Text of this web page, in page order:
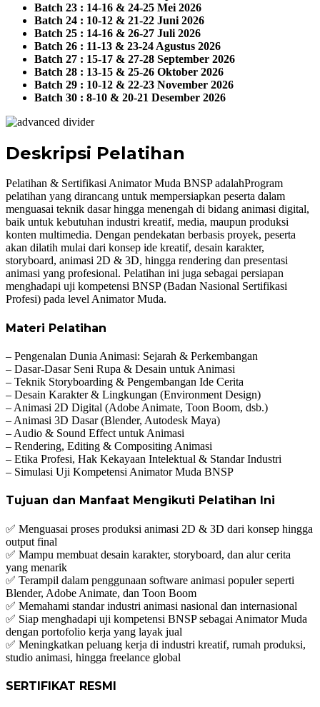
Batch 23 : 14-16 & 24-25 Mei 2026
Batch 24 : 10-12 & 21-22 Juni 2026
Batch 25 : 14-16 & 26-27 Juli 2026
Batch 26 : 11-13 & 23-24 Agustus 2026
Batch 27 : 15-17 & 27-28 September 2026
Batch 28 : 13-15 & 25-26 Oktober 2026
Batch 29 : 10-12 & 22-23 November 2026
Batch 30 : 8-10 & 20-21 Desember 2026
Deskripsi Pelatihan
Pelatihan & Sertifikasi Animator Muda BNSP adalahProgram
pelatihan yang dirancang untuk mempersiapkan peserta dalam
menguasai teknik dasar hingga menengah di bidang animasi digital,
baik untuk kebutuhan industri kreatif, media, maupun produksi
konten multimedia. Dengan pendekatan berbasis proyek, peserta
akan dilatih mulai dari konsep ide kreatif, desain karakter,
storyboard, animasi 2D & 3D, hingga rendering dan presentasi
animasi yang profesional. Pelatihan ini juga sebagai persiapan
menghadapi uji kompetensi BNSP (Badan Nasional Sertifikasi
Profesi) pada level Animator Muda.
Materi Pelatihan
– Pengenalan Dunia Animasi: Sejarah & Perkembangan
– Dasar-Dasar Seni Rupa & Desain untuk Animasi
– Teknik Storyboarding & Pengembangan Ide Cerita
– Desain Karakter & Lingkungan (Environment Design)
– Animasi 2D Digital (Adobe Animate, Toon Boom, dsb.)
– Animasi 3D Dasar (Blender, Autodesk Maya)
– Audio & Sound Effect untuk Animasi
– Rendering, Editing & Compositing Animasi
– Etika Profesi, Hak Kekayaan Intelektual & Standar Industri
– Simulasi Uji Kompetensi Animator Muda BNSP
Tujuan dan Manfaat Mengikuti Pelatihan Ini
✅ Menguasai proses produksi animasi 2D & 3D dari konsep hingga
output final
✅ Mampu membuat desain karakter, storyboard, dan alur cerita
yang menarik
✅ Terampil dalam penggunaan software animasi populer seperti
Blender, Adobe Animate, dan Toon Boom
✅ Memahami standar industri animasi nasional dan internasional
✅ Siap menghadapi uji kompetensi BNSP sebagai Animator Muda
dengan portofolio kerja yang layak jual
✅ Meningkatkan peluang kerja di industri kreatif, rumah produksi,
studio animasi, hingga freelance global
SERTIFIKAT RESMI